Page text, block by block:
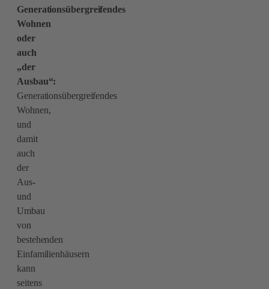
Generationsübergreifendes
Wohnen
oder
auch
„der
Ausbau“:
Generationsübergreifendes
Wohnen,
und
damit
auch
der
Aus-
und
Umbau
von
bestehenden
Einfamilienhäusern
kann
seitens